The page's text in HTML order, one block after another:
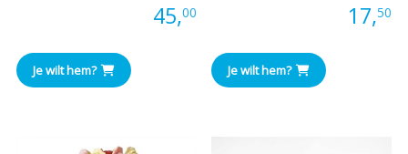
45,00
Je wilt hem?
17,50
Je wilt hem?